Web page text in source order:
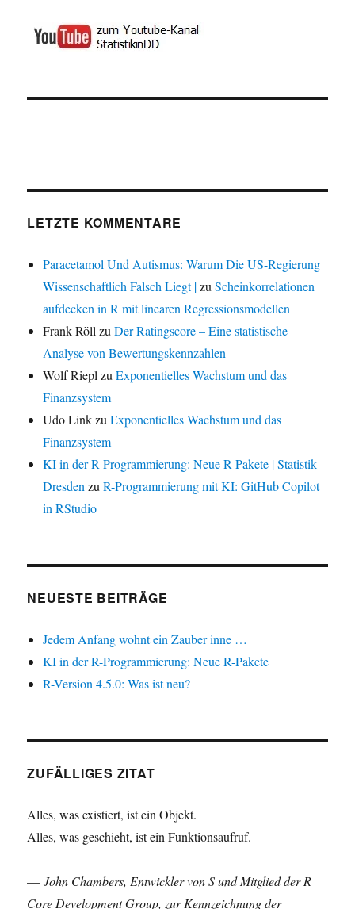
LETZTE KOMMENTARE
Paracetamol Und Autismus: Warum Die US-Regierung
Wissenschaftlich Falsch Liegt |zuScheinkorrelationen
aufdecken in R mit linearen Regressionsmodellen
Frank Röll zuDer Ratingscore – Eine statistische
Analyse von Bewertungskennzahlen
Wolf Riepl zuExponentielles Wachstum und das
Finanzsystem
Udo LinkzuExponentielles Wachstum und das
Finanzsystem
KI in der R-Programmierung: Neue R-Pakete | Statistik
Dresden zuR-Programmierung mit KI: GitHub Copilot
in RStudio
NEUESTE BEITRÄGE
Jedem Anfang wohnt ein Zauber inne …
KI in der R-Programmierung: Neue R-Pakete
R-Version 4.5.0: Was ist neu?
ZUFÄLLIGES ZITAT
Alles, was existiert, ist ein Objekt.
Alles, was geschieht, ist ein Funktionsaufruf.
—John Chambers, Entwickler von S und Mitglied der R
Core Development Group, zur Kennzeichnung der